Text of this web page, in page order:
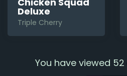
Deluxe
Triple Cherry
You have viewed 52